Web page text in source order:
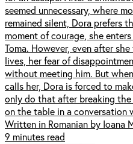
seemed unnecessary, where
remained silent, Dora prefers
moment of courage, she
Toma. However, even after
lives, her fear of
without meeting him. But
calls her, Dora is forced to
only do that after breaking
on the table in a conversation
Written in Romanian by Ioana
9 minutes read